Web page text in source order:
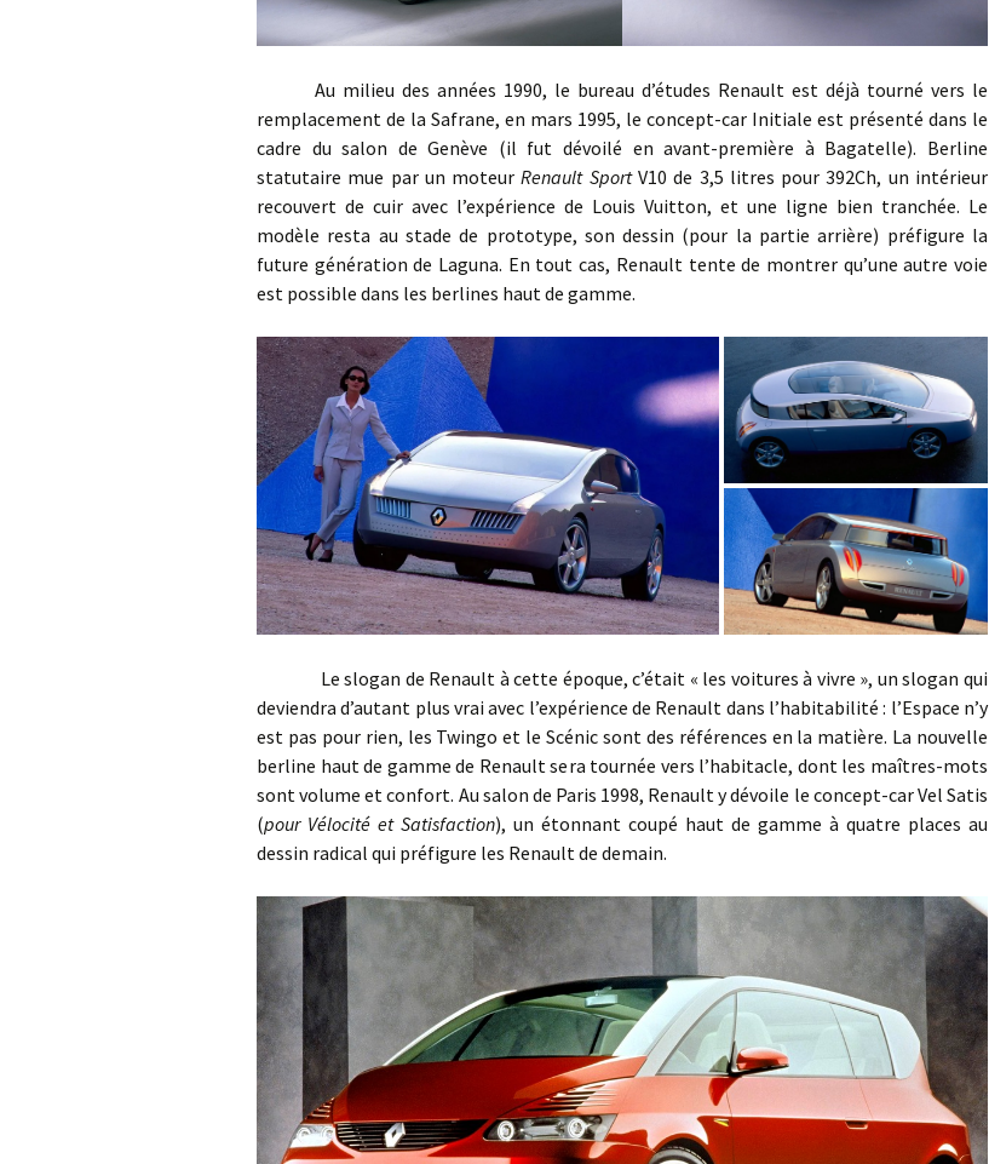
Au milieu des années 1990, le bureau d’études Renault est déjà tourné vers le
remplacement de la Safrane, en mars 1995, le concept-car Initiale est présenté dans le
cadre du salon de Genève (il fut dévoilé en avant-première à Bagatelle). Berline
statutaire mue par un moteurRenault SportV10 de 3,5 litres pour 392Ch, un intérieur
recouvert de cuir avec l’expérience de Louis Vuitton, et une ligne bien tranchée. Le
modèle resta au stade de prototype, son dessin (pour la partie arrière) préfigure la
future génération de Laguna. En tout cas, Renault tente de montrer qu’une autre voie
est possible dans les berlines haut de gamme.
Le slogan de Renault à cette époque, c’était « les voitures à vivre », un slogan qui
deviendra d’autant plus vrai avec l’expérience de Renault dans l’habitabilité : l’Espace n’y
est pas pour rien, les Twingo et le Scénic sont des références en la matière. La nouvelle
berline haut de gamme de Renault sera tournée vers l’habitacle, dont les maîtres-mots
sont volume et confort. Au salon de Paris 1998, Renault y dévoile le concept-car Vel Satis
(pour Vélocité et Satisfaction), un étonnant coupé haut de gamme à quatre places au
dessin radical qui préfigure les Renault de demain.